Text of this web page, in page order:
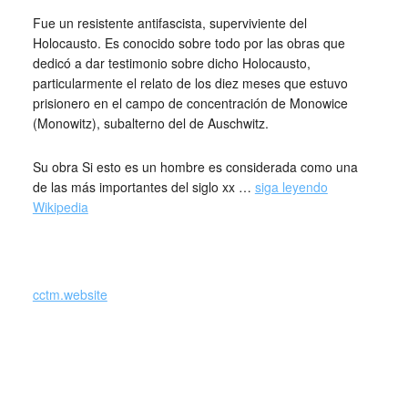
Fue un resistente antifascista, superviviente del
Holocausto. Es conocido sobre todo por las obras que
dedicó a dar testimonio sobre dicho Holocausto,
particularmente el relato de los diez meses que estuvo
prisionero en el campo de concentración de Monowice
(Monowitz), subalterno del de Auschwitz.
Su obra Si esto es un hombre es considerada como una
de las más importantes del siglo xx … siga leyendo
Wikipedia
cctm.website